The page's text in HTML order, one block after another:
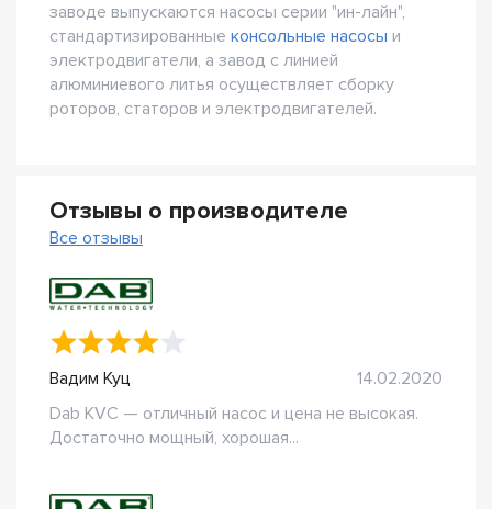
заводе выпускаются насосы серии "ин-лайн",
стандартизированные консольные насосы и
электродвигатели, а завод с линией
алюминиевого литья осуществляет сборку
роторов, статоров и электродвигателей.
Отзывы о производителе
Все отзывы
Вадим Куц
14.02.2020
Dab KVC — отличный насос и цена не высокая.
Достаточно мощный, хорошая...